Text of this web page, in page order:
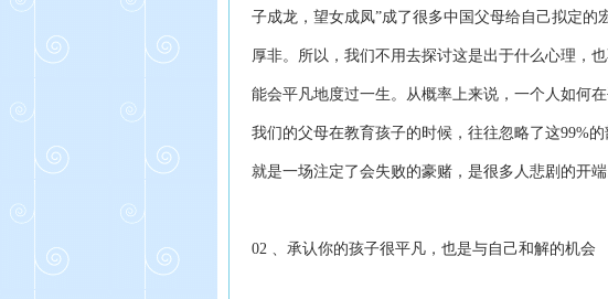
子成龙，望女成凤”成了很多中国父母给自己拟定
厚非。所以，我们不用去探讨这是出于什么心理，
能会平凡地度过一生。从概率上来说，一个人如何
我们的父母在教育孩子的时候，往往忽略了这99%
就是一场注定了会失败的豪赌，是很多人悲剧的开
02 、承认你的孩子很平凡，也是与自己和解的机会